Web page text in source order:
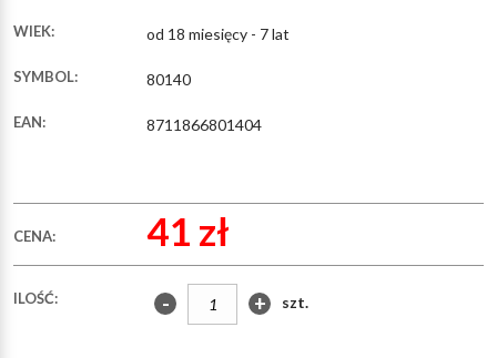
WIEK: od 18 miesięcy - 7 lat
SYMBOL: 80140
EAN: 8711866801404
CENA: 41 zł
ILOŚĆ: - + szt.